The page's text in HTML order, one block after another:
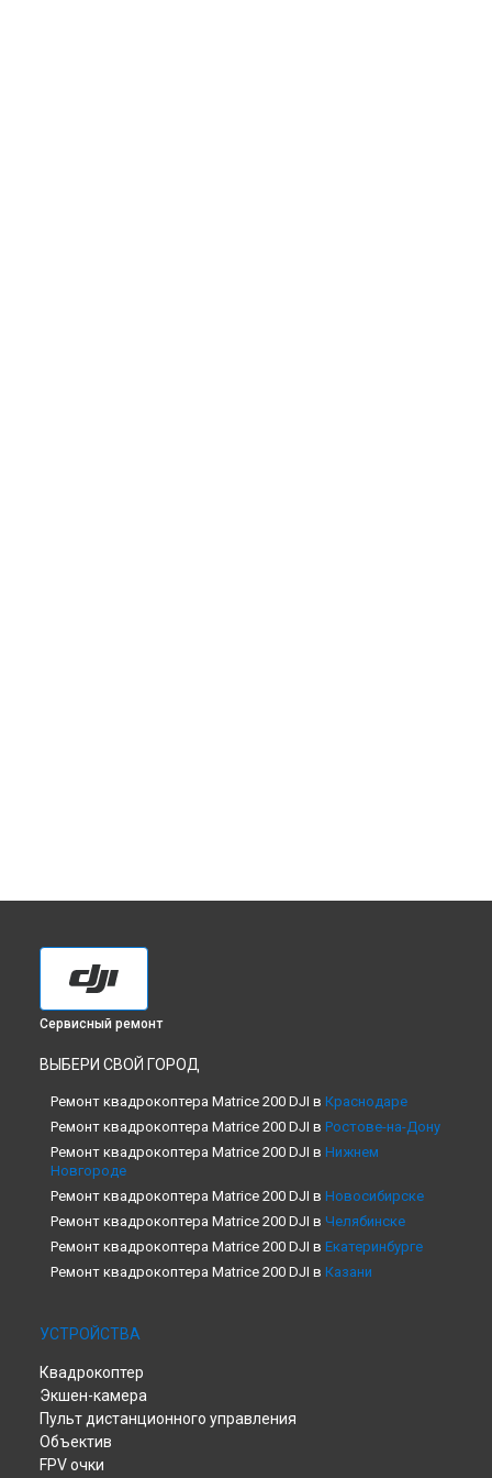
Сервисный ремонт
ВЫБЕРИ СВОЙ ГОРОД
Ремонт квадрокоптера Matrice 200 DJI в Краснодаре
Ремонт квадрокоптера Matrice 200 DJI в Ростове-на-Дону
Ремонт квадрокоптера Matrice 200 DJI в Нижнем
Новгороде
Ремонт квадрокоптера Matrice 200 DJI в Новосибирске
Ремонт квадрокоптера Matrice 200 DJI в Челябинске
Ремонт квадрокоптера Matrice 200 DJI в Екатеринбурге
Ремонт квадрокоптера Matrice 200 DJI в Казани
Ремонт квадрокоптера Matrice 200 DJI в
Ремонт квадрокоптера Matrice 200 DJI в
Ремонт квадрокоптера Matrice 200 DJI в
Ремонт квадрокоптера Matrice 200 DJI в
Ремонт квадрокоптера Matrice 200 DJI в
Ремонт квадрокоптера Matrice 200 DJI в
УСТРОЙСТВА
Квадрокоптер
Экшен-камера
Пульт дистанционного управления
Объектив
FPV очки